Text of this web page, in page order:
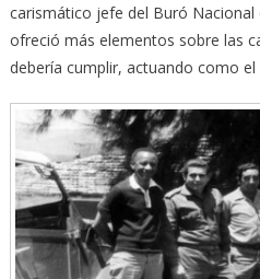
carismático jefe del Buró Nacional
ofreció más elementos sobre las
debería cumplir, actuando como el